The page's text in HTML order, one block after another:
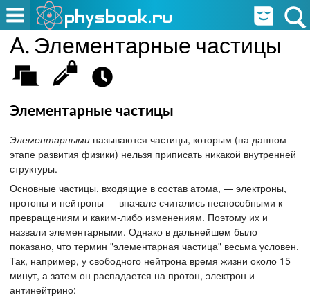
A. Элементарные частицы
Элементарные частицы
Элементарными называются частицы, которым (на данном
этапе развития физики) нельзя приписать никакой внутренней
структуры.
Основные частицы, входящие в состав атома, — электроны,
протоны и нейтроны — вначале считались неспособными к
превращениям и каким-либо изменениям. Поэтому их и
назвали элементарными. Однако в дальнейшем было
показано, что термин "элементарная частица" весьма условен.
Так, например, у свободного нейтрона время жизни около 15
минут, а затем он распадается на протон, электрон и
антинейтрино: